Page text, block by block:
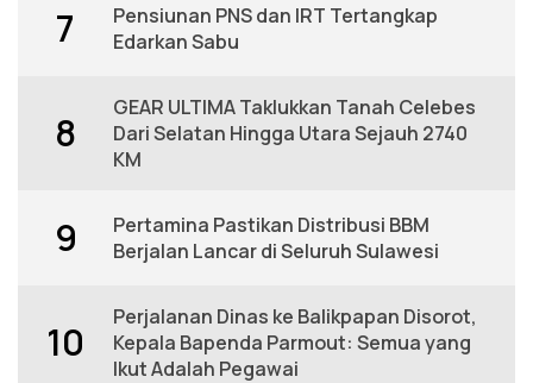
7
Pensiunan PNS dan IRT Tertangkap
Edarkan Sabu
8
GEAR ULTIMA Taklukkan Tanah Celebes
Dari Selatan Hingga Utara Sejauh 2740
KM
9
Pertamina Pastikan Distribusi BBM
Berjalan Lancar di Seluruh Sulawesi
10
Perjalanan Dinas ke Balikpapan Disorot,
Kepala Bapenda Parmout: Semua yang
Ikut Adalah Pegawai